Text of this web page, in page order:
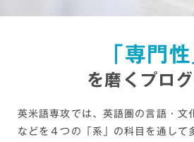
「専門性
を磨くプロ
英米語専攻では、英語圏の言語・文
などを４つの「系」の科目を通して
動機、豊田合成、TOPPAN
ヤマザキマザック、日本通運
行、大和証券、野村證券、日
日本空輸（ANA）、日本航
リームスカイ名古屋、JTB、
イ・エス、星野リゾート、帝
ャーを通してアメリカの文化・
います。私は人種問題とアメリ
に関連しているのかに興味があ
を進めています。今後は広告だ
楽なども調査し、理解を深めて
え方や行動様式を掘り下げて学
す。「英語はどのような構造を
か」など、言語と私たちとの関
英語を深く理解することができ